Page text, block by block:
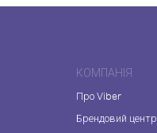
КОМПАНІЯ
Про Viber
Брендовий центр